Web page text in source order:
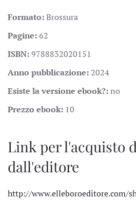
Formato:Brossura
Pagine:62
ISBN:9788832020151
Anno pubblicazione: 2024
Esiste la versione ebook?:no
Prezzo ebook: 10
Link per l'acquisto
dall'editore
http://www.elleboroeditore.com/